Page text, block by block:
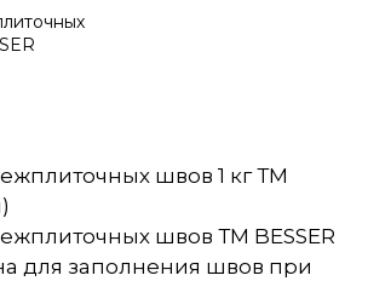
швов 1 кг ТМ
швов ТМ BESSER
для заполнения швов при